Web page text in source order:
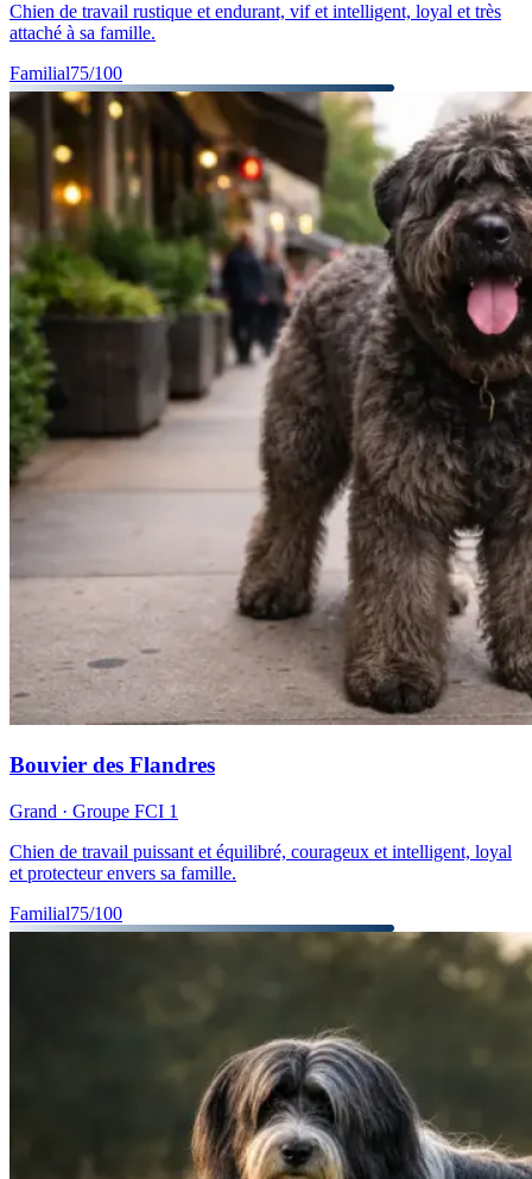
Chien de travail rustique et endurant, vif et intelligent, loyal et très
attaché à sa famille.
Familial75/100
Bouvier des Flandres
Grand · Groupe FCI 1
Chien de travail puissant et équilibré, courageux et intelligent, loyal
et protecteur envers sa famille.
Familial75/100